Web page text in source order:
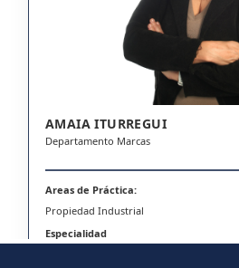
AMAIA ITURREGUI
Departamento Marcas
Areas de Práctica:
Propiedad Industrial
Especialidad